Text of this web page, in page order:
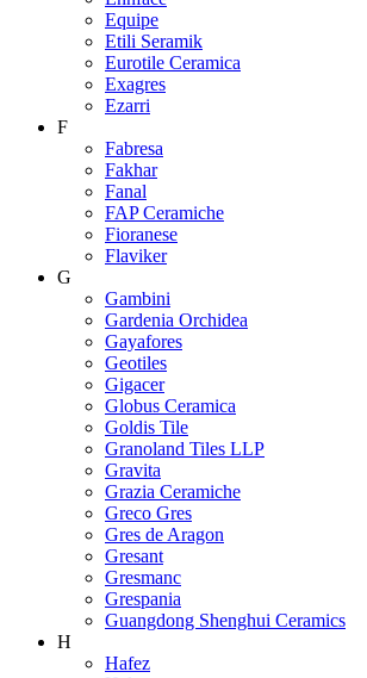
Equipe
Etili Seramik
Eurotile Ceramica
Exagres
Ezarri
F
Fabresa
Fakhar
Fanal
FAP Ceramiche
Fioranese
Flaviker
G
Gambini
Gardenia Orchidea
Gayafores
Geotiles
Gigacer
Globus Ceramica
Goldis Tile
Granoland Tiles LLP
Gravita
Grazia Ceramiche
Greco Gres
Gres de Aragon
Gresant
Gresmanc
Grespania
Guangdong Shenghui Ceramics
H
Hafez